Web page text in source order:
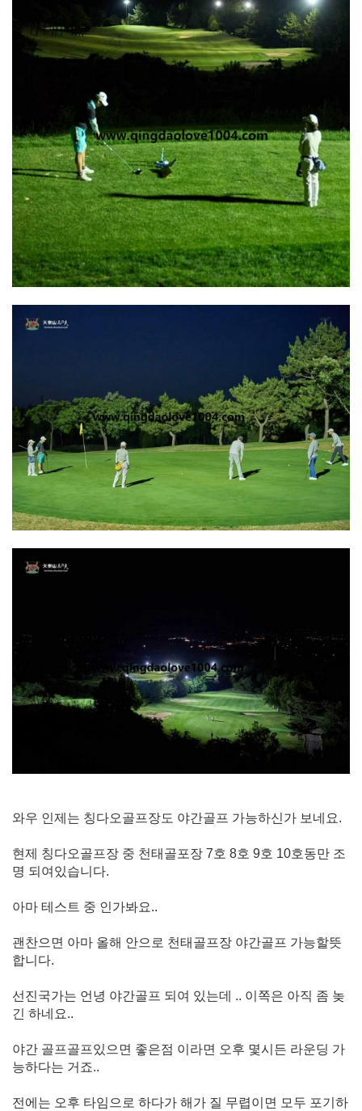
와우 인제는 칭다오골프장도 야간골프 가능하신가 보네요.
현제 칭다오골프장 중 천태골포장 7호 8호 9호 10호동만 조
명 되여있습니다.
아마 테스트 중 인가봐요..
괜찬으면 아마 올해 안으로 천태골프장 야간골프 가능할뜻
합니다.
선진국가는 언녕 야간골프 되여 있는데 .. 이쪽은 아직 좀 놎
긴 하네요..
야간 골프골프있으면 좋은점 이라면 오후 몇시든 라운딩 가
능하다는 거죠..
전에는 오후 타임으로 하다가 해가 질 무렵이면 모두 포기하